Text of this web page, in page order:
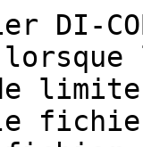
DI-